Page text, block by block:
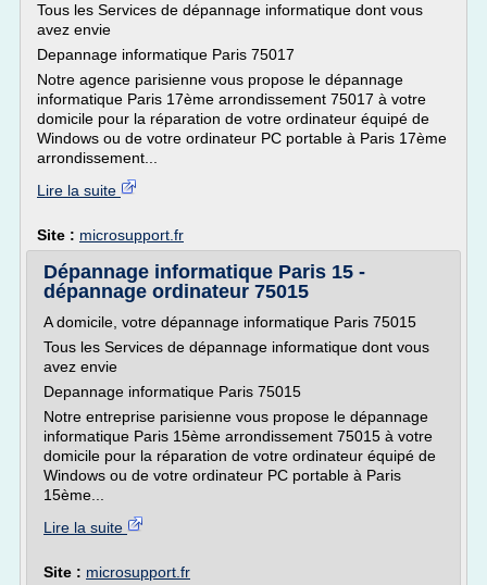
Tous les Services de dépannage informatique dont vous
avez envie
Depannage informatique Paris 75017
Notre agence parisienne vous propose le dépannage
informatique Paris 17ème arrondissement 75017 à votre
domicile pour la réparation de votre ordinateur équipé de
Windows ou de votre ordinateur PC portable à Paris 17ème
arrondissement...
Lire la suite
Site : microsupport.fr
Dépannage informatique Paris 15 -
dépannage ordinateur 75015
A domicile, votre dépannage informatique Paris 75015
Tous les Services de dépannage informatique dont vous
avez envie
Depannage informatique Paris 75015
Notre entreprise parisienne vous propose le dépannage
informatique Paris 15ème arrondissement 75015 à votre
domicile pour la réparation de votre ordinateur équipé de
Windows ou de votre ordinateur PC portable à Paris
15ème...
Lire la suite
Site : microsupport.fr